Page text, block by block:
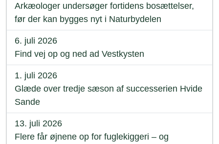
Arkæologer undersøger fortidens bosættelser,
før der kan bygges nyt i Naturbydelen
6. juli 2026
Find vej op og ned ad Vestkysten
1. juli 2026
Glæde over tredje sæson af successerien Hvide
Sande
13. juli 2026
Flere får øjnene op for fuglekiggeri – og